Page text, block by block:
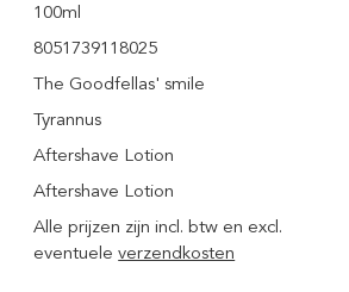
100ml
8051739118025
The Goodfellas' smile
Tyrannus
Aftershave Lotion
Aftershave Lotion
Alle prijzen zijn incl. btw en excl.
eventueleverzendkosten